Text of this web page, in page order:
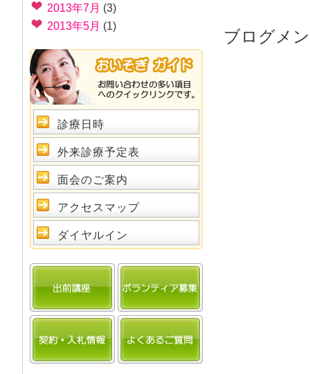
ブログメ
2013年7月 (3)
2013年5月 (1)
診療日時
外来診療予定表
面会のご案内
アクセスマップ
ダイヤルイン